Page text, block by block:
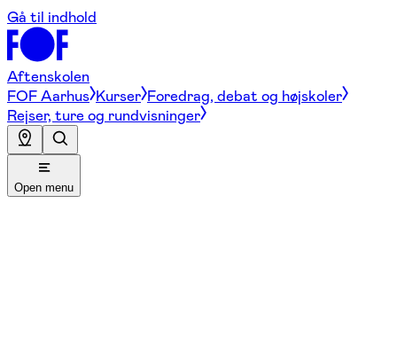
Gå til indhold
Aftenskolen
FOF Aarhus Kurser Foredrag, debat og højskoler
Rejser, ture og rundvisninger
Open menu